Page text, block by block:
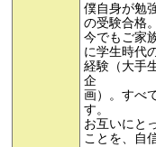
僕自身が勉
の受験合格。
今でもご家
に学生時代
経験（大手
企
画）。すべ
す。
お互いにと
ことを、自